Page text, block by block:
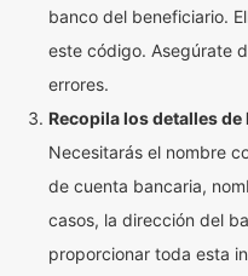
banco del beneficiario.
este código. Asegúrate
errores.
Recopila los detalles
Necesitarás el nombre
de cuenta bancaria,
casos, la dirección del
proporcionar toda esta